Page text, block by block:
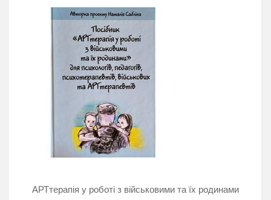
АРТтерапія у роботі з військовими та їх родинами